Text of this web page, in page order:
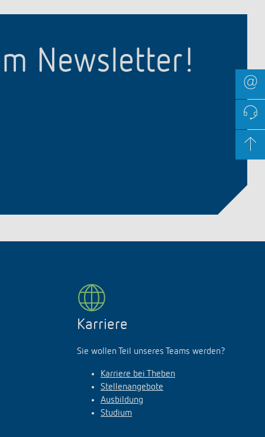
Newsletter!
Karriere
Sie wollen Teil unseres Teams werden?
Karriere bei Theben
Stellenangebote
Ausbildung
Studium